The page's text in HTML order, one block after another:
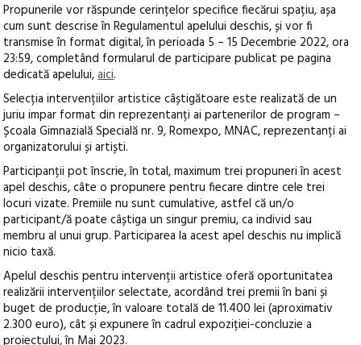
Propunerile vor răspunde cerințelor specifice fiecărui spațiu, așa
cum sunt descrise în Regulamentul apelului deschis, și vor fi
transmise în format digital, în perioada 5 – 15 Decembrie 2022, ora
23:59, completând formularul de participare publicat pe pagina
dedicată apelului,aici.
Selecția intervențiilor artistice câștigătoare este realizată de un
juriu impar format din reprezentanți ai partenerilor de program –
Școala Gimnazială Specială nr. 9, Romexpo, MNAC, reprezentanți ai
organizatorului și artiști.
Participanții pot înscrie, în total, maximum trei propuneri în acest
apel deschis, câte o propunere pentru fiecare dintre cele trei
locuri vizate. Premiile nu sunt cumulative, astfel că un/o
participant/ă poate câștiga un singur premiu, ca individ sau
membru al unui grup. Participarea la acest apel deschis nu implică
nicio taxă.
Apelul deschis pentru intervenții artistice oferă oportunitatea
realizării intervențiilor selectate, acordând trei premii în bani și
buget de producție, în valoare totală de 11.400 lei (aproximativ
2.300 euro), cât și expunere în cadrul expoziției-concluzie a
proiectului, în Mai 2023.